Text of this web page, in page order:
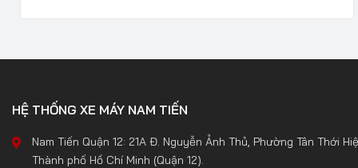
HỆ THỐNG XE MÁY NAM TIẾN
Nam Tiến Quận 12: 21A Đ. Nguyễn Ảnh Thủ, Phường Tân Thới
Thành phố Hồ Chí Minh (Quận 12).